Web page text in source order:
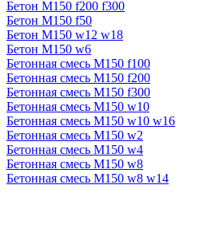
Бетон М150 f200 f300
Бетон М150 f50
Бетон М150 w12 w18
Бетон М150 w6
Бетонная смесь М150 f100
Бетонная смесь М150 f200
Бетонная смесь М150 f300
Бетонная смесь М150 w10
Бетонная смесь М150 w10 w16
Бетонная смесь М150 w2
Бетонная смесь М150 w4
Бетонная смесь М150 w8
Бетонная смесь М150 w8 w14